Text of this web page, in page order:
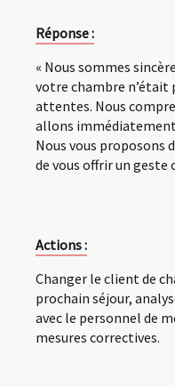
Réponse :
« Nous sommes
votre chambre n’était
attentes. Nous
allons
Nous vous proposons
de vous offrir un geste
Actions :
Changer le client de
prochain séjour,
avec le personnel de
mesures correctives.